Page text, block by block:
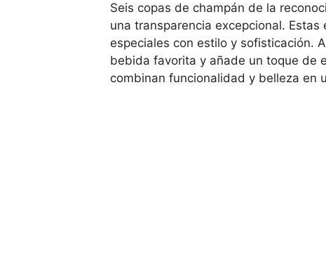
Seis copas de champán de la
una transparencia excepcional.
especiales con estilo y sofisticación.
bebida favorita y añade un toque de
combinan funcionalidad y belleza en